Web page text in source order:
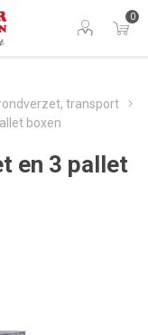
0
transport
boxen
en 3 pallet